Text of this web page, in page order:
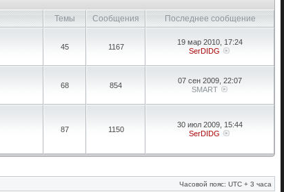
Темы Сообщения
Последнее сообщение
45 1167
19 мар 2010, 17:24
SerDIDG
68 854
07 сен 2009, 22:07
SMART
87 1150
30 июл 2009, 15:44
SerDIDG
Часовой пояс: UTC + 3 часа